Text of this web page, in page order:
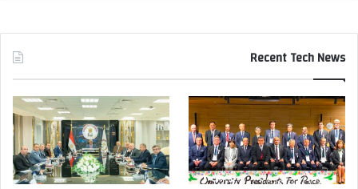
Recent Tech News